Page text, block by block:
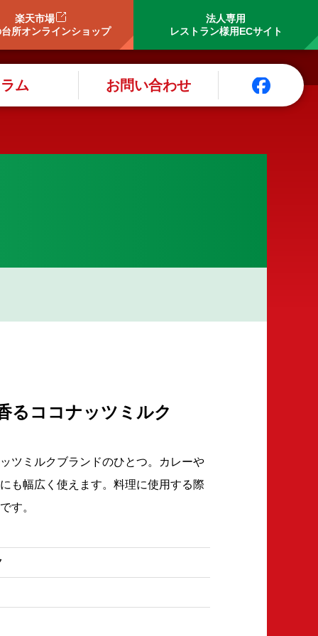
楽天市場
所オンラインショップ
法人専用
レストラン様用ECサイト
ム お問い合わせ
るココナッツミルク
ツミルクブランドのひとつ。カレーや
も幅広く使えます。料理に使用する際
す。